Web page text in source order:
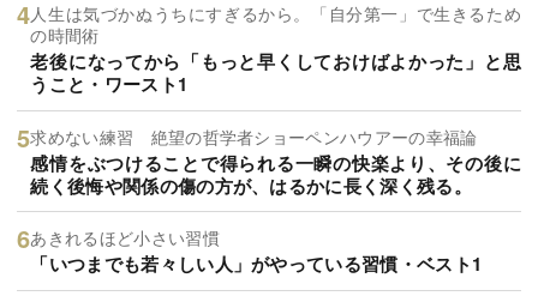
人生は気づかぬうちにすぎるから。「自分第一」で生きるため
の時間術
老後になってから「もっと早くしておけばよかった」と思
うこと・ワースト1
求めない練習 絶望の哲学者ショーペンハウアーの幸福論
感情をぶつけることで得られる一瞬の快楽より、その後に
続く後悔や関係の傷の方が、はるかに長く深く残る。
あきれるほど小さい習慣
「いつまでも若々しい人」がやっている習慣・ベスト1